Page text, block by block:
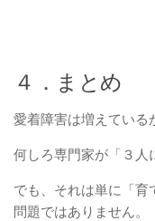
４．まとめ
愛着障害は増えている
何しろ専門家が「３人
でも、それは単に「育
問題ではありません。